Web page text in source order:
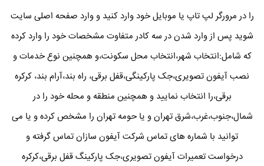
را در مرورگر لپ تاپ یا موبایل خود وارد کنید و وارد صفحه اصلی سایت
شوید پس از وارد شدن در سه کادر متفاوت مشخصات خود را وارد کرده
که شامل:انتخاب شهر،انتخاب محل سکونت،و همچنین نوع خدمات و
نصب آیفون تصویری،جک پارکینگی،قفل برقی، راه بند،آرام بند، کرکره
برقی،را انتخاب نمایید و همچنین منطقه و محله خود را در
شمال،جنوب،غرب،شرق تهران و یا حومه تهران را مشخص کرده و یا می
توانید با شماره های تماس شرکت آیفون سازان تماس گرفته و
درخواست تعمیرات آیفون تصویری،جک پارکینگ قفل برقی،کرکره